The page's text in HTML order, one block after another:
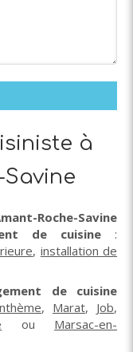
à
Roche-Savine
de cuisine :
, installation de
de cuisine
, Marat, Job,
ou Marsac-en-